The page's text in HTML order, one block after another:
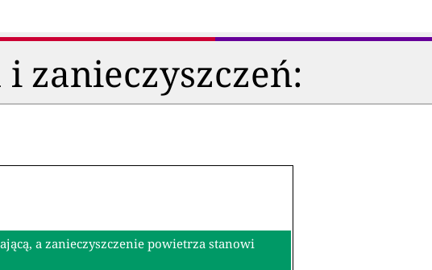
zanieczyszczeń:
a zanieczyszczenie powietrza stanowi